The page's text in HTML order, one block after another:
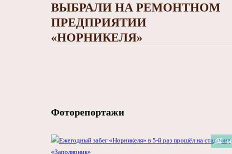
ВЫБРАЛИ НА РЕМОНТНОМ
ПРЕДПРИЯТИИ
«НОРНИКЕЛЯ»
Фоторепортажи
64